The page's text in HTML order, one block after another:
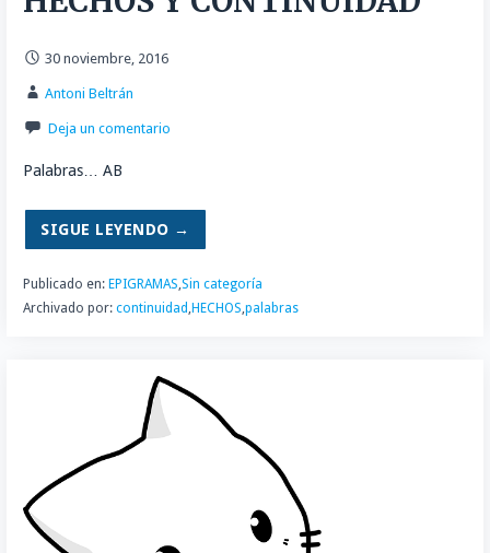
30 noviembre, 2016
Antoni Beltrán
Deja un comentario
Palabras… AB
SIGUE LEYENDO →
Publicado en: EPIGRAMAS,Sin categoría
Archivado por: continuidad ,HECHOS,palabras